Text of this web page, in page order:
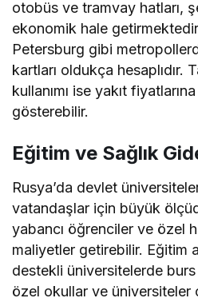
otobüs ve tramvay hatları,
ekonomik hale
Petersburg gibi
kartları oldukça hesaplıdır.
kullanımı ise yakıt
gösterebilir.
Eğitim ve Sağlık
Rusya’da devlet
vatandaşlar için büyük
yabancı öğrenciler ve özel
maliyetler getirebilir. Eğitim
destekli üniversitelerde burs
özel okullar ve üniversiteler